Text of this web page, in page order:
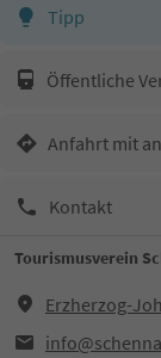
Tipp
Öffentliche
Anfahrt mit
Kontakt
Tourismusverein
Erzherzog-